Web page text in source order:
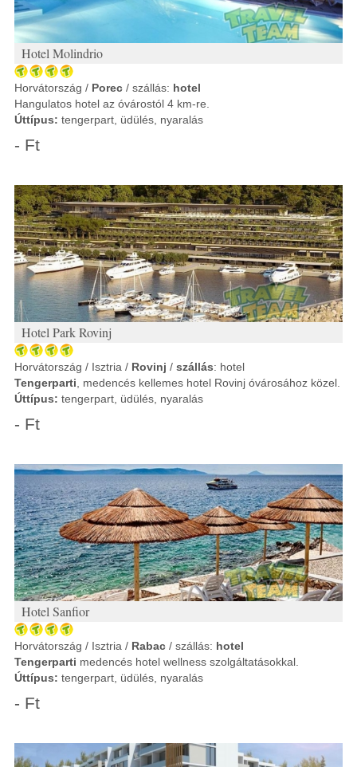
Hotel Molindrio
Horvátország / Porec / szállás: hotel
Hangulatos hotel az óvárostól 4 km-re.
Úttípus: tengerpart, üdülés, nyaralás
- Ft
Hotel Park Rovinj
Horvátország / Isztria / Rovinj / szállás: hotel
Tengerparti , medencés kellemes hotel Rovinj óvárosához közel.
Úttípus: tengerpart, üdülés, nyaralás
- Ft
Hotel Sanfior
Horvátország / Isztria / Rabac / szállás: hotel
Tengerparti medencés hotel wellness szolgáltatásokkal.
Úttípus: tengerpart, üdülés, nyaralás
- Ft